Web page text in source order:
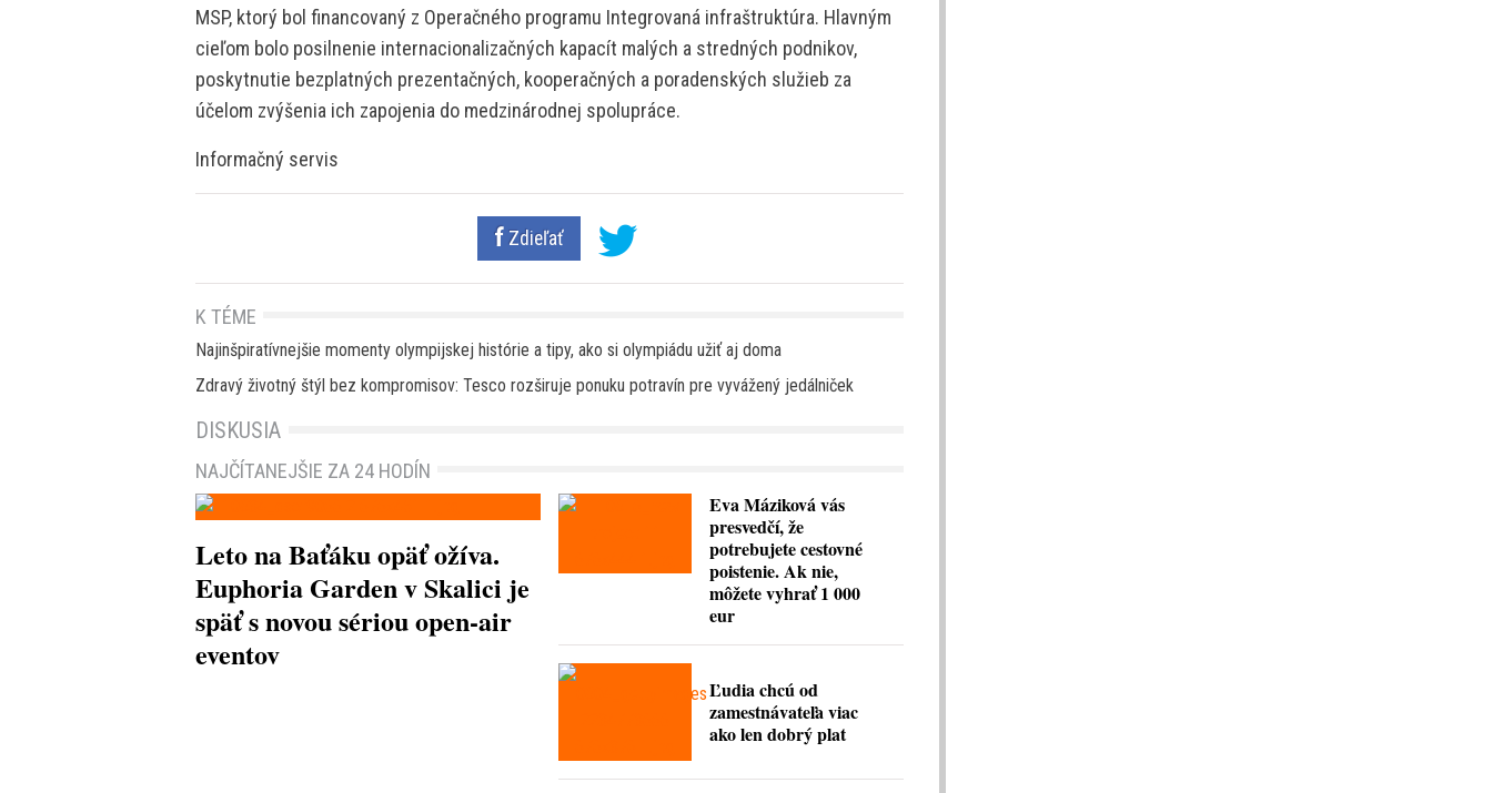
MSP, ktorý bol financovaný z Operačného programu Integrovaná infraštruktúra. Hlavným
cieľom bolo posilnenie internacionalizačných kapacít malých a stredných podnikov,
poskytnutie bezplatných prezentačných, kooperačných a poradenských služieb za
účelom zvýšenia ich zapojenia do medzinárodnej spolupráce.
Informačný servis
Zdieľať
K TÉME
Najinšpiratívnejšie momenty olympijskej histórie a tipy, ako si olympiádu užiť aj doma
Zdravý životný štýl bez kompromisov: Tesco rozširuje ponuku potravín pre vyvážený jedálniček
DISKUSIA
NAJČÍTANEJŠIE ZA 24 HODÍN
Leto na Baťáku opäť ožíva.
Euphoria Garden v Skalici je
späť s novou sériou open-air
eventov
Eva Máziková vás
presvedčí, že
potrebujete cestovné
poistenie. Ak nie,
môžete vyhrať 1 000
eur
Ľudia chcú od
zamestnávateľa viac
ako len dobrý plat